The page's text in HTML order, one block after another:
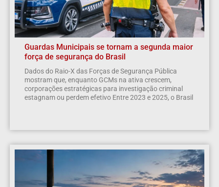
Guardas Municipais se tornam a segunda maior
força de segurança do Brasil
Dados do Raio-X das Forças de Segurança Pública
mostram que, enquanto GCMs na ativa crescem,
corporações estratégicas para investigação criminal
estagnam ou perdem efetivo Entre 2023 e 2025, o Brasil